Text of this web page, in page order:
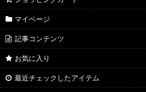
YUZ3.0 その他
NEX3.0 SSP/SP/SR
NEX3.0 KR/R
NEX3.0 U/C
マイページ
記事コンテンツ
お気に入り
最近チェックしたアイテム